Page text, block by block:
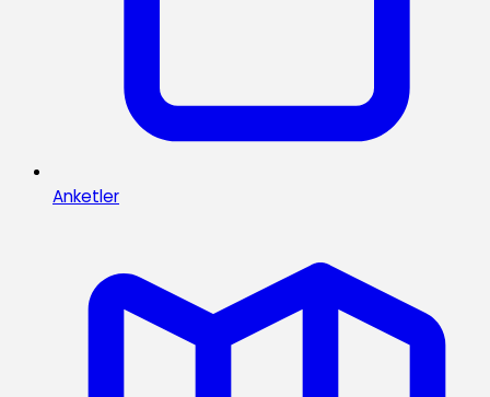
Anketler